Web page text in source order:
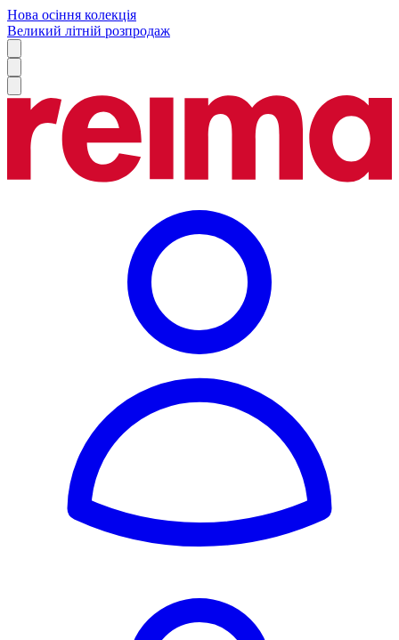
Нова осіння колекція
Великий літній розпродаж